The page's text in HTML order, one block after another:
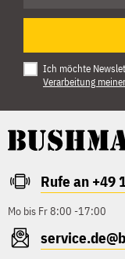
Ich möchte
Verarbeitung
Rufe an +49
Mo bis Fr 8:00 -17:00